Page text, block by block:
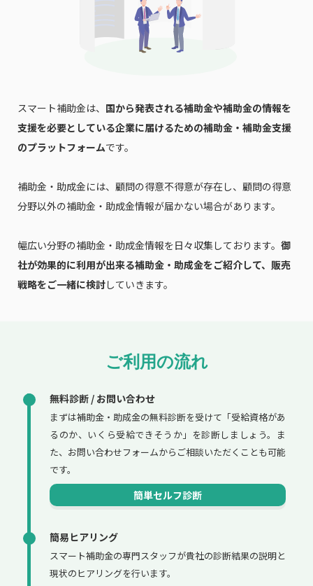
「PDF資料ダウンロード」ボタンを押下した時点
で本サービスの利用規約に同意したものとみなさ
れます。
スマート補助金は、 国から発表される補助金や補助金の情報を
支援を必要としている企業に届けるための補助金・補助金支援
のプラットフォームです。
補助金・助成金には、顧問の得意不得意が存在し、顧問の得意
分野以外の補助金・助成金情報が届かない場合があります。
幅広い分野の補助金・助成金情報を日々収集しております。 御
社が効果的に利用が出来る補助金・助成金をご紹介して、販売
戦略をご一緒に検討していきます。
ご利用の流れ
無料診断 / お問い合わせ
まずは補助金・助成金の無料診断を受けて「受給資格があ
るのか、いくら受給できそうか」を診断しましょう。ま
た、お問い合わせフォームからご相談いただくことも可能
です。
簡単セルフ診断
簡易ヒアリング
スマート補助金の専門スタッフが貴社の診断結果の説明と
現状のヒアリングを行います。